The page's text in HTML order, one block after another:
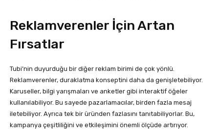
Reklamverenler İçin Artan
Fırsatlar
Tubi’nin duyurduğu bir diğer reklam birimi de çok yönlü.
Reklamverenler, duraklatma konseptini daha da genişletebiliyor.
Karuseller, bilgi yarışmaları ve anketler gibi interaktif öğeler
kullanılabiliyor. Bu sayede pazarlamacılar, birden fazla mesaj
iletebiliyor. Ayrıca tek bir üründen fazlasını tanıtabiliyorlar. Bu,
kampanya çeşitliliğini ve etkileşimini önemli ölçüde artırıyor.